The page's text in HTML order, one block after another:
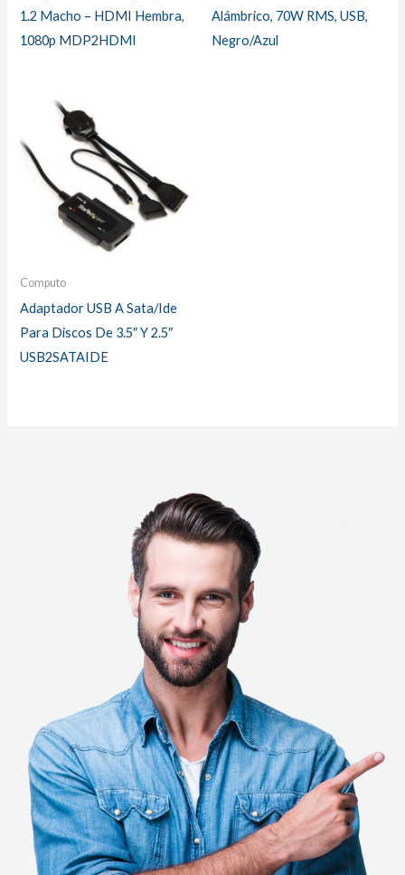
1.2 Macho – HDMI Hembra,
1080p MDP2HDMI
Alámbrico, 70W RMS, USB,
Negro/Azul
Computo
Adaptador USB A Sata/Ide
Para Discos De 3.5″ Y 2.5″
USB2SATAIDE